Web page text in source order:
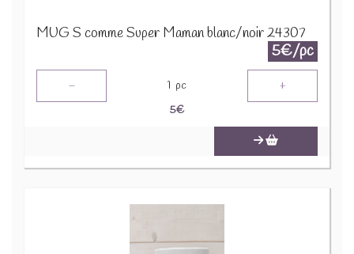
MUG S comme Super Maman blanc/noir 24307
5€/pc
- 1 pc +
5€